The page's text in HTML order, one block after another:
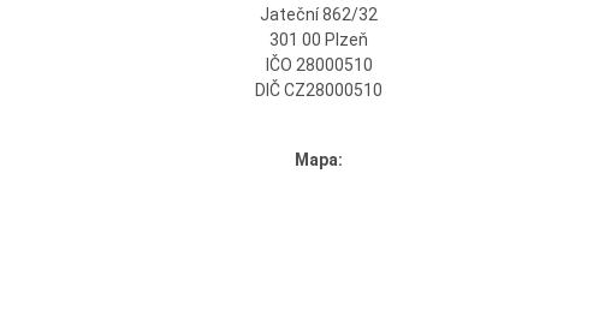
Jateční 862/32
301 00 Plzeň
IČO 28000510
DIČ CZ28000510
Mapa: